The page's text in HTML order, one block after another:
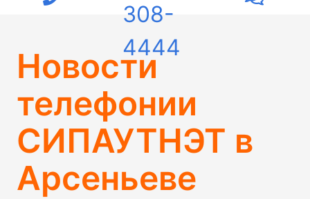
308-
4444
Новости
телефонии
СИПАУТНЭТ в
Арсеньеве